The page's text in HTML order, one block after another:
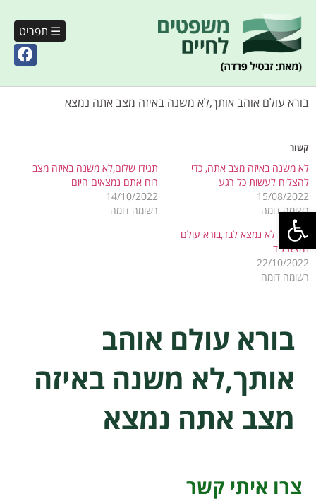
פתח סרגל נגישות
☰ תפריט
בורא עולם אוהב אותך,לא משנה באיזה מצב אתה נמצא
קשור
לא משנה באיזה מצב אתה, כדי
להצליח לעשות כל רגע
15/08/2022
רשומה דומה
תגידו שלום,לא משנה באיזה מצב
רוח אתם נמצאים היום
14/10/2022
רשומה דומה
אף אחד לא נמצא לבד,בורא עולם
נמצא ליד
22/10/2022
רשומה דומה
בורא עולם אוהב
אותך,לא משנה באיזה
מצב אתה נמצא
צרו איתי קשר